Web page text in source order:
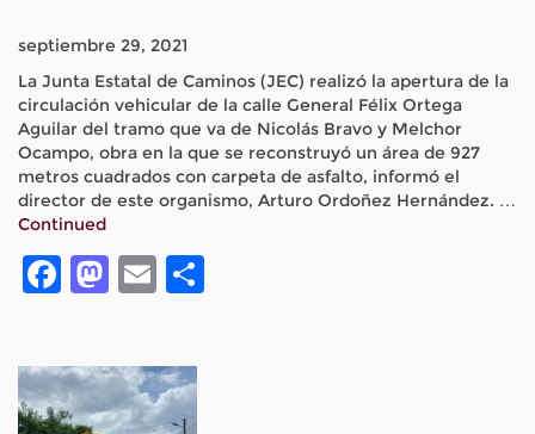
septiembre 29, 2021
La Junta Estatal de Caminos (JEC) realizó la apertura de la
circulación vehicular de la calle General Félix Ortega
Aguilar del tramo que va de Nicolás Bravo y Melchor
Ocampo, obra en la que se reconstruyó un área de 927
metros cuadrados con carpeta de asfalto, informó el
director de este organismo, Arturo Ordoñez Hernández. …
Continued
Facebook
Mastodon
Email